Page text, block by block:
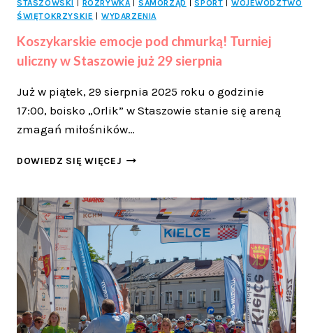
STASZOWSKI
ROZRYWKA SAMORZĄD SPORT
WOJEWÓDZTWO
ŚWIĘTOKRZYSKIE
WYDARZENIA
Koszykarskie emocje pod chmurką! Turniej
uliczny w Staszowie już 29 sierpnia
Już w piątek, 29 sierpnia 2025 roku o godzinie
17:00, boisko „Orlik” w Staszowie stanie się areną
zmagań miłośników…
DOWIEDZ SIĘ WIĘCEJ KOSZYKARSKIE
CHMURKĄ!
TURNIEJ
ULICZNY
STASZOWIE
JUŻ
29
SIERPNIA